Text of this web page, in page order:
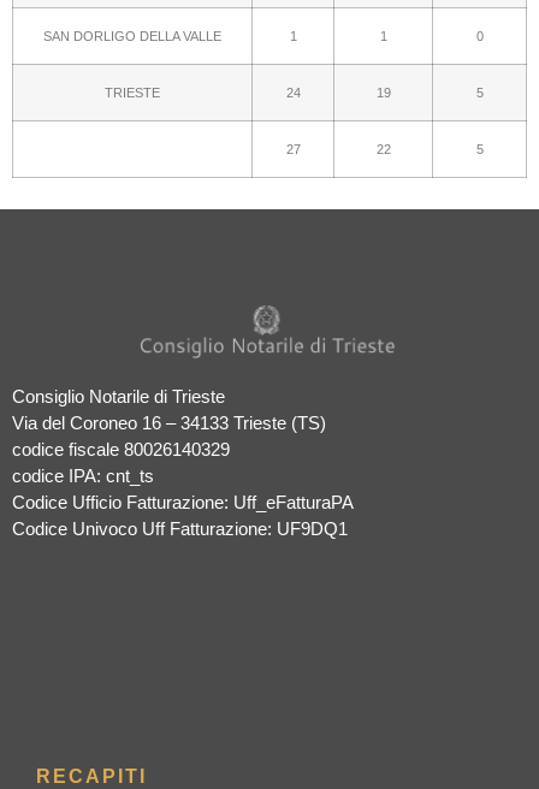
SAN DORLIGO DELLA VALLE 1 1 0
TRIESTE 24 19 5
27 22 5
Consiglio Notarile di Trieste
Via del Coroneo 16 – 34133 Trieste (TS)
codice fiscale 80026140329
codice IPA: cnt_ts
Codice Ufficio Fatturazione: Uff_eFatturaPA
Codice Univoco Uff Fatturazione: UF9DQ1
RECAPITI